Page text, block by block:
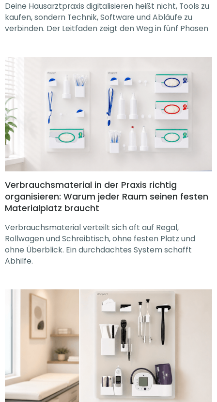
Deine Hausarztpraxis digitalisieren heißt nicht, Tools zu
kaufen, sondern Technik, Software und Abläufe zu
verbinden. Der Leitfaden zeigt den Weg in fünf Phasen
Verbrauchsmaterial in der Praxis richtig
organisieren: Warum jeder Raum seinen festen
Materialplatz braucht
Verbrauchsmaterial verteilt sich oft auf Regal,
Rollwagen und Schreibtisch, ohne festen Platz und
ohne Überblick. Ein durchdachtes System schafft
Abhilfe.